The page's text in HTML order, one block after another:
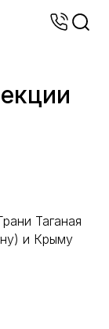
Таганая
и Крыму